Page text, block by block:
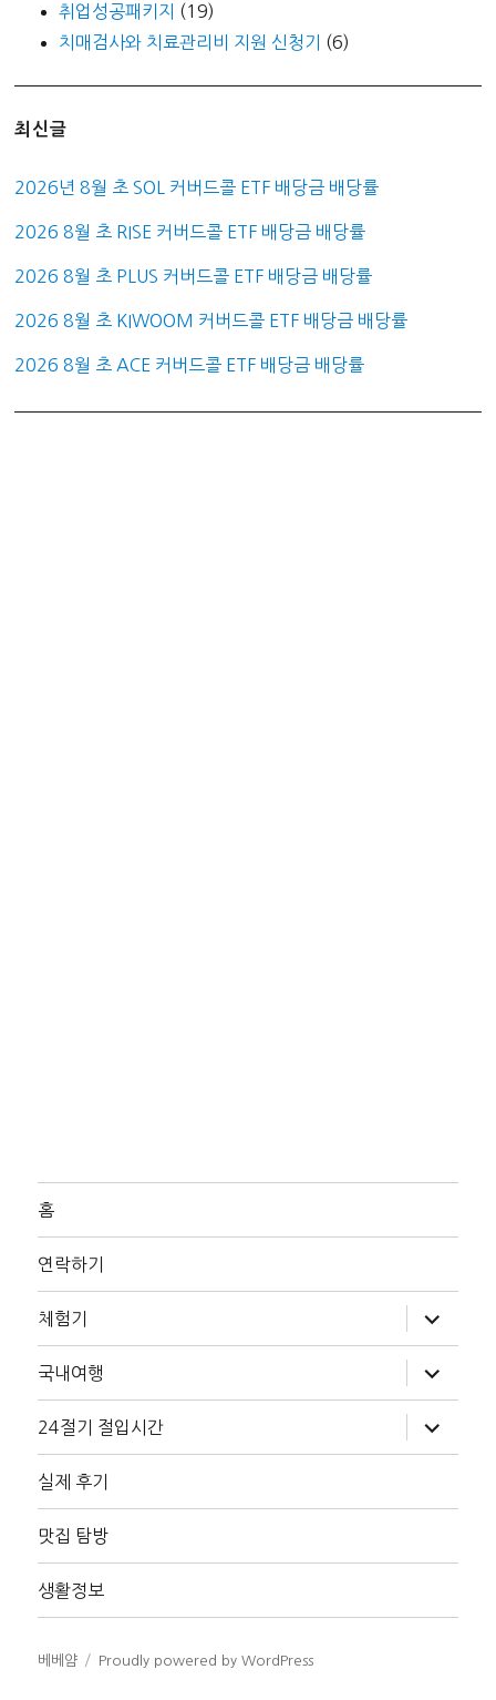
취업성공패키지
(19)
치매검사와 치료관리비 지원 신청기
(6)
최신글
2026년 8월 초 SOL 커버드콜 ETF 배당금 배당률
2026 8월 초 RISE 커버드콜 ETF 배당금 배당률
2026 8월 초 PLUS 커버드콜 ETF 배당금 배당률
2026 8월 초 KIWOOM 커버드콜 ETF 배당금 배당률
2026 8월 초 ACE 커버드콜 ETF 배당금 배당률
홈
연락하기
체험기
위
메
확
장
국내여행
위
메
확
장
24절기 절입시간
위
메
장
실제 후기
맛집 탐방
생활정보
베베얌 Proudly powered by WordPress